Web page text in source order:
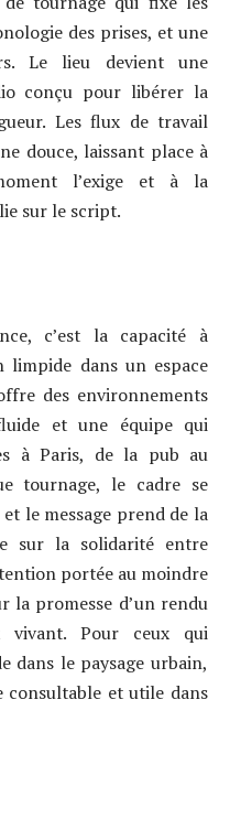
des prises, et une
Le lieu devient une
conçu pour libérer la
Les flux de travail
douce, laissant place à
l’exige et à la
sur le script.
c’est la capacité à
limpide dans un espace
des environnements
et une équipe qui
à Paris, de la pub au
tournage, le cadre se
le message prend de la
sur la solidarité entre
portée au moindre
la promesse d’un rendu
vivant. Pour ceux qui
dans le paysage urbain,
consultable et utile dans